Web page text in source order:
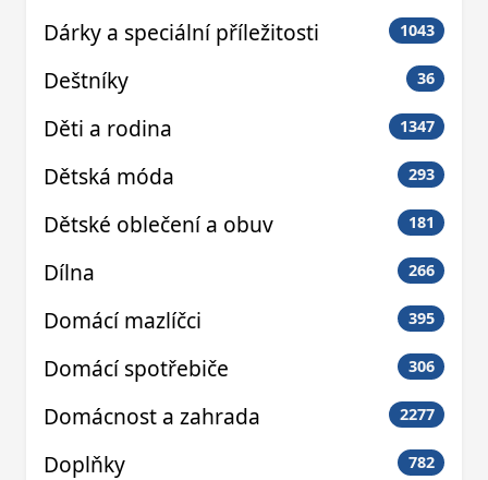
Dárky a speciální příležitosti 1043
Deštníky 36
Děti a rodina 1347
Dětská móda 293
Dětské oblečení a obuv 181
Dílna 266
Domácí mazlíčci 395
Domácí spotřebiče 306
Domácnost a zahrada 2277
Doplňky 782